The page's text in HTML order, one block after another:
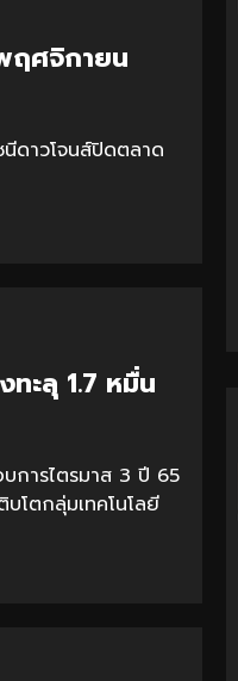
ฤศจิกายน
ดาวโจนส์ปิดตลาด
ทะลุ 1.7 หมื่น
บการไตรมาส 3 ปี 65
โตกลุ่มเทคโนโลยี